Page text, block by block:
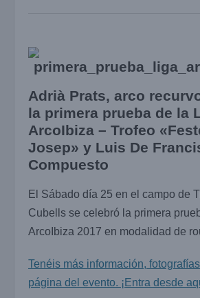
Adrià Prats, arco
la primera prueba de la
ArcoIbiza – Trofeo
Josep» y Luis De
Compuesto
El Sábado día 25 en el campo de
Cubells se celebró la primera
ArcoIbiza 2017 en modalidad de
Tenéis más información,
página del evento. ¡Entra desde